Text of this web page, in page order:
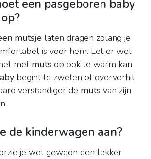
een pasgeboren baby
mutsje laten dragen zolang je
is voor hem. Let er wel
met muts op ook te warm kan
begint te zweten of oververhit
verstandiger de muts van zijn
de kinderwagen aan?
je wel gewoon een lekker